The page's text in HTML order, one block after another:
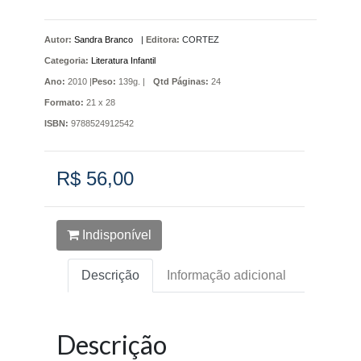
Autor: Sandra Branco | Editora: CORTEZ
Categoria: Literatura Infantil
Ano: 2010 |Peso: 139g. | Qtd Páginas: 24
Formato: 21 x 28
ISBN: 9788524912542
R$ 56,00
Indisponível
Descrição Informação adicional
Descrição